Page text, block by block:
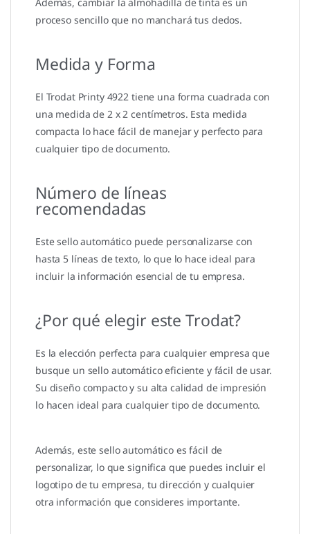
proceso sencillo que no manchará tus dedos.
Medida y Forma
El Trodat Printy 4922 tiene una forma cuadrada con
una medida de 2 x 2 centímetros. Esta medida
compacta lo hace fácil de manejar y perfecto para
cualquier tipo de documento.
Número de líneas
recomendadas
Este sello automático puede personalizarse con
hasta 5 líneas de texto, lo que lo hace ideal para
incluir la información esencial de tu empresa.
¿Por qué elegir este Trodat?
Es la elección perfecta para cualquier empresa que
busque un sello automático eficiente y fácil de usar.
Su diseño compacto y su alta calidad de impresión
lo hacen ideal para cualquier tipo de documento.
Además, este sello automático es fácil de
personalizar, lo que significa que puedes incluir el
logotipo de tu empresa, tu dirección y cualquier
otra información que consideres importante.